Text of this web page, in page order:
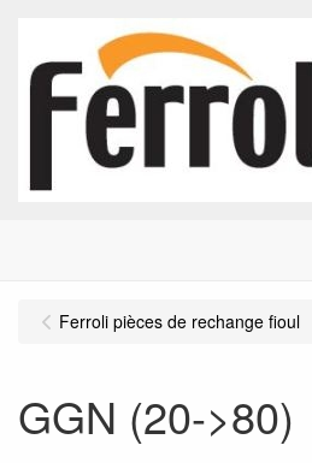
Ferroli pièces de rechange fioul
GGN (20->80)